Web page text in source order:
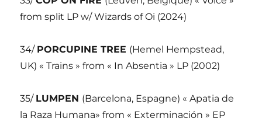
from split LP w/ Wizards of Oi (2024)
34/ PORCUPINE TREE (Hemel Hempstead,
UK) « Trains » from « In Absentia » LP (2002)
35/ LUMPEN (Barcelona, Espagne) « Apatia de
la Raza Humana» from « Exterminación » EP